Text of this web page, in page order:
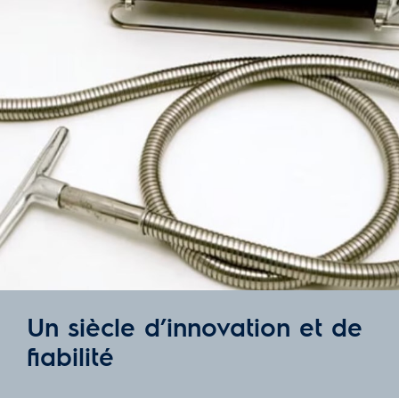
Un siècle d’innovation et de
fiabilité